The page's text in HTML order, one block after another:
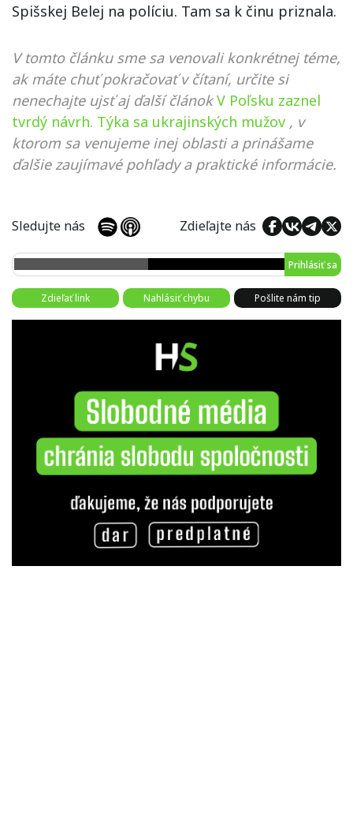
Spišskej Belej na políciu. Tam sa k činu priznala.
V tomto článku sme sa venovali konkrétnej téme,
ak máte chuť pokračovať v čítaní, určite si
nenechajte ujsť aj ďalší článok V Poľsku zaznel
tvrdý návrh. Týka sa ukrajinských mužov , v
ktorom sa venujeme inej oblasti a prinášame
ďalšie zaujímavé pohľady a praktické informácie.
Sledujte nás Zdieľajte nás
Prihlásiť sa
Zdieľať link Nahlásiť chybu Pošlite nám tip